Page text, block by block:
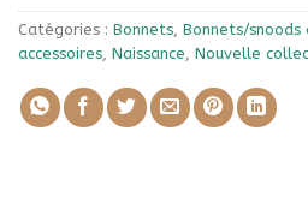
Catégories : Bonnets Bonnets/
accessoires Naissance Nouvelle